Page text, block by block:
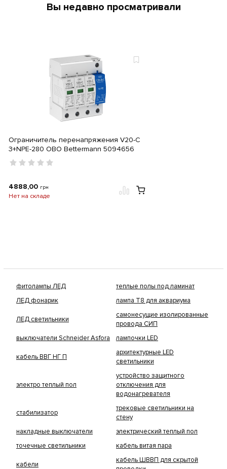
Вы недавно просматривали
Ограничитель перенапряжения V20-C
3+NPE-280 OBO Bettermann 5094656
4888,00 грн
Нет на складе
фитолампы ЛЕД
теплые полы под ламинат
ЛЕД фонарик
лампа Т8 для аквариума
ЛЕД светильники
самонесущие изолированные
провода СИП
выключатели Schneider Asfora
лампочки LED
кабель ВВГ НГ П
архитектурные LED
светильники
электро теплый пол
устройство защитного
отключения для
водонагревателя
стабилизатор
трековые светильники на
стену
накладные выключатели
электрический теплый пол
точечные светильники
кабель витая пара
кабели
кабель ШВВП для скрытой